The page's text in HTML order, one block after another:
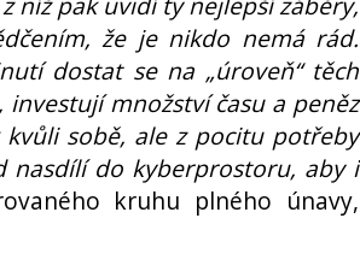
že je nikdo nemá rád.
dostat se na „úroveň“ těch
množství času a peněz
sobě, ale z pocitu potřeby
nasdílí do kyberprostoru, aby i
kruhu plného únavy,